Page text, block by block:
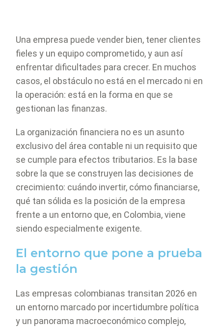
Una empresa puede vender bien, tener clientes
fieles y un equipo comprometido, y aun así
enfrentar dificultades para crecer. En muchos
casos, el obstáculo no está en el mercado ni en
la operación: está en la forma en que se
gestionan las finanzas.
La organización financiera no es un asunto
exclusivo del área contable ni un requisito que
se cumple para efectos tributarios. Es la base
sobre la que se construyen las decisiones de
crecimiento: cuándo invertir, cómo financiarse,
qué tan sólida es la posición de la empresa
frente a un entorno que, en Colombia, viene
siendo especialmente exigente.
El entorno que pone a prueba
la gestión
Las empresas colombianas transitan 2026 en
un entorno marcado por incertidumbre política
y un panorama macroeconómico complejo,